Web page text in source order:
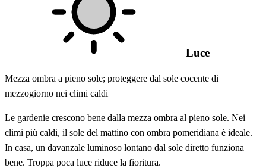
Luce
Mezza ombra a pieno sole; proteggere dal sole cocente di
mezzogiorno nei climi caldi
Le gardenie crescono bene dalla mezza ombra al pieno sole. Nei
climi più caldi, il sole del mattino con ombra pomeridiana è ideale.
In casa, un davanzale luminoso lontano dal sole diretto funziona
bene. Troppa poca luce riduce la fioritura.